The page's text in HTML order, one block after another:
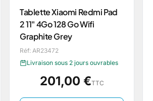
Tablette Xiaomi Redmi Pad
2 11" 4Go 128 Go Wifi
Graphite Grey
Réf: AR23472
Livraison sous 2 jours ouvrables
201,00 €TTC